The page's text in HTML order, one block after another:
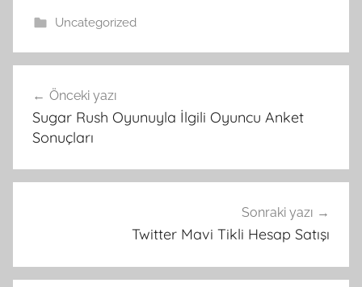
Uncategorized
gezinmesi
Önceki yazı
Sugar Rush Oyunuyla İlgili Oyuncu Anket
Sonuçları
Sonraki yazı
Twitter Mavi Tikli Hesap Satışı